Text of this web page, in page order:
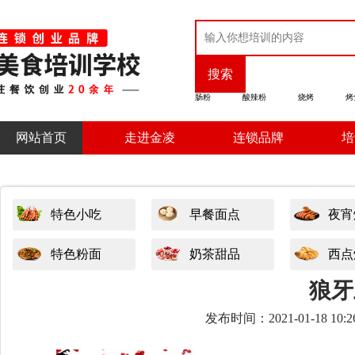
搜索
肠粉 酸辣粉 烧烤 烤
网站首页 走进金凌 连锁品牌
特色小吃 早餐面点 夜
特色粉面 奶茶甜品 西
狼
发布时间：2021-01-18